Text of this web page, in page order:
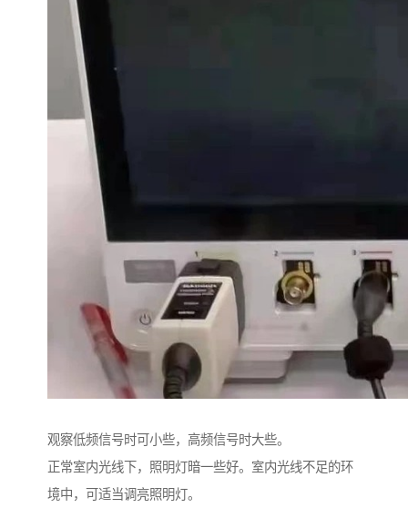
观察低频信号时可小些，高频信号时大些。
正常室内光线下，照明灯暗一些好。室内光线不足的环
境中，可适当调亮照明灯。